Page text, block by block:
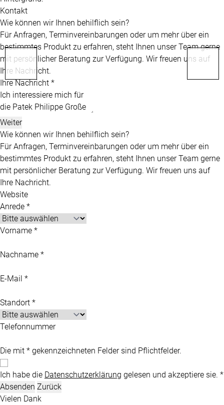
Kontakt
Wie können wir Ihnen behilflich sein?
Für Anfragen, Terminvereinbarungen oder um mehr über ein
bestimmtes Produkt zu erfahren, steht Ihnen unser Team gerne
mit persönlicher Beratung zur Verfügung. Wir freuen uns auf
Ihre Nachricht.
Ihre Nachricht *
Weiter
Wie können wir Ihnen behilflich sein?
Für Anfragen, Terminvereinbarungen oder um mehr über ein
bestimmtes Produkt zu erfahren, steht Ihnen unser Team gerne
mit persönlicher Beratung zur Verfügung. Wir freuen uns auf
Ihre Nachricht.
Website
Anrede *
Vorname *
Nachname *
E-Mail *
Standort *
Telefonnummer
Die mit * gekennzeichneten Felder sind Pflichtfelder.
Ich habe die Datenschutzerklärung gelesen und akzeptiere sie. *
Absenden Zurück
Vielen Dank